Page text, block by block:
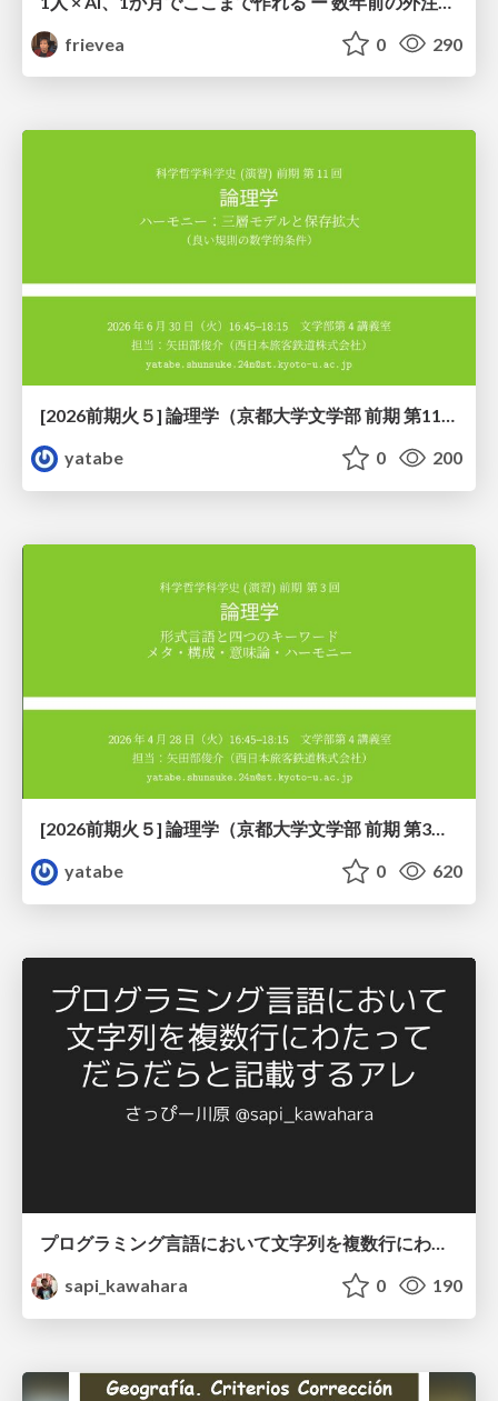
frievea
0 290
[2026前期火５] 論理学（京都大学文学部 前期 第11回）「ハーモニー：三層モデルと保存拡大」
yatabe
0 200
[2026前期火５] 論理学（京都大学文学部 前期 第3回）「形式言語と四つのキーワード：メタ・構成・意味論・ハーモニー」
yatabe
0 620
sapi_kawahara
0 190